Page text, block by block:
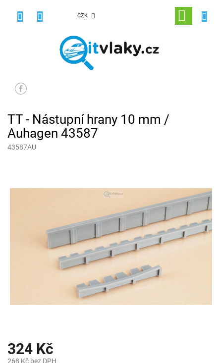
CZK
NÁKUPNÍ
KOŠÍK
TT - Nástupní hrany 10 mm /
Auhagen 43587
43587AU
324 Kč
268 Kč bez DPH